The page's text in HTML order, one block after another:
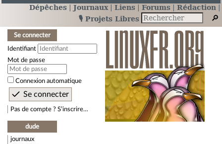
Dépêches Journaux Liens Forums
Rédaction
🎙️ Projets Libres
Se connecter
Identifiant
Mot de passe
Connexion automatique
Pas de compte ? S’inscrire…
dude
journaux